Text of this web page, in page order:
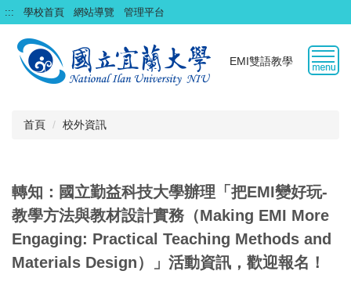
跳
到
主
::: 學校首頁 網站導覽 管理平台
EMI雙語教學
首頁 校外資訊
轉知：國立勤益科技大學辦理「把EMI變好玩-
教學方法與教材設計實務（Making EMI More
Engaging: Practical Teaching Methods and
Materials Design）」活動資訊，歡迎報名！